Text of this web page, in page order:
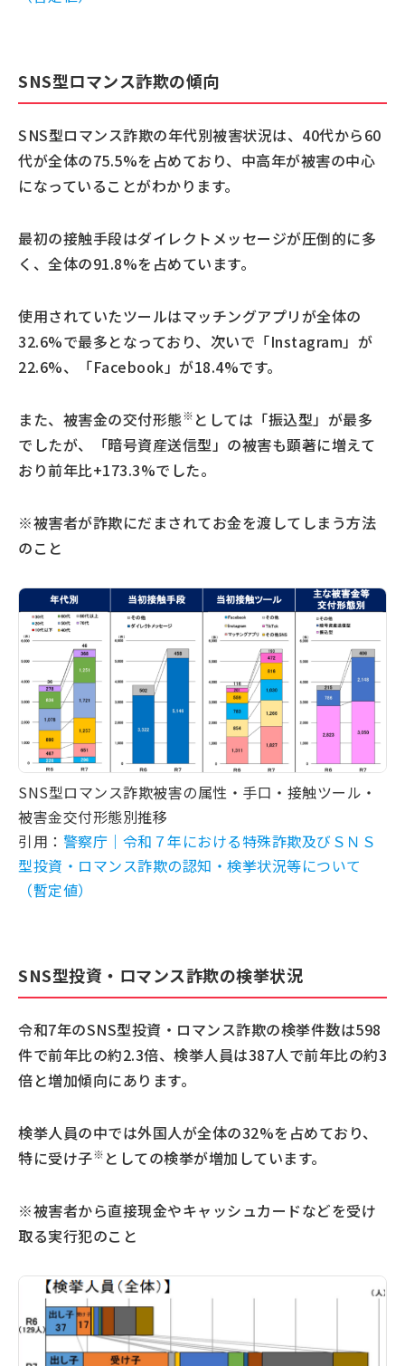
SNS型ロマンス詐欺の傾向
SNS型ロマンス詐欺の年代別被害状況は、40代から60
代が全体の75.5%を占めており、中高年が被害の中心
になっていることがわかります。
最初の接触手段はダイレクトメッセージが圧倒的に多
く、全体の91.8%を占めています。
使用されていたツールはマッチングアプリが全体の
32.6%で最多となっており、次いで「Instagram」が
22.6%、「Facebook」が18.4%です。
また、被害金の交付形態※ としては「振込型」が最多
でしたが、「暗号資産送信型」の被害も顕著に増えて
おり前年比+173.3%でした。
※被害者が詐欺にだまされてお金を渡してしまう方法
のこと
SNS型ロマンス詐欺被害の属性・手口・接触ツール・
被害金交付形態別推移
引用： 警察庁｜令和７年における特殊詐欺及びＳＮＳ
型投資・ロマンス詐欺の認知・検挙状況等について
（暫定値）
SNS型投資・ロマンス詐欺の検挙状況
令和7年のSNS型投資・ロマンス詐欺の検挙件数は598
件で前年比の約2.3倍、検挙人員は387人で前年比の約3
倍と増加傾向にあります。
検挙人員の中では外国人が全体の32%を占めており、
特に受け子※ としての検挙が増加しています。
※被害者から直接現金やキャッシュカードなどを受け
取る実行犯のこと